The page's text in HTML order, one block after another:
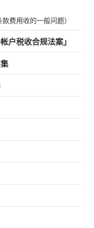
费用收的一般问题）
户税收合规法案」